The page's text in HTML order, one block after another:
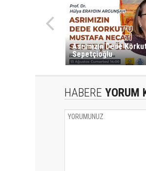
Asrımızın Dede
Sepetçioğlu
HABERE YORUM